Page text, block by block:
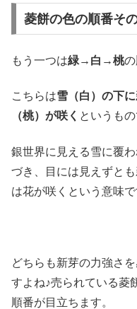
菱餅の色の順番そ
もう一つは緑→白→桃の
こちらは雪（白）の下
（桃）が咲く というもの
銀世界に見える雪に覆
づき、目には見えずと
は花が咲くという意味で
どちらも新芽の力強さ
すよね♪売られている菱
順番が目立ちます。